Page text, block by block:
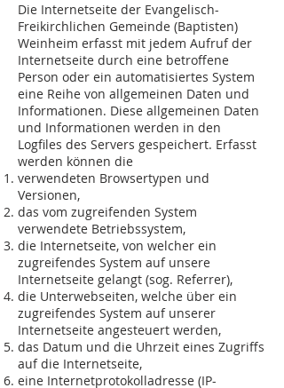
Die Internetseite der Evangelisch-
Freikirchlichen Gemeinde (Baptisten)
Weinheim erfasst mit jedem Aufruf der
Internetseite durch eine betroffene
Person oder ein automatisiertes System
eine Reihe von allgemeinen Daten und
Informationen. Diese allgemeinen Daten
und Informationen werden in den
Logfiles des Servers gespeichert. Erfasst
werden können die
verwendeten Browsertypen und
Versionen,
das vom zugreifenden System
verwendete Betriebssystem,
die Internetseite, von welcher ein
zugreifendes System auf unsere
Internetseite gelangt (sog. Referrer),
die Unterwebseiten, welche über ein
zugreifendes System auf unserer
Internetseite angesteuert werden,
das Datum und die Uhrzeit eines Zugriffs
auf die Internetseite,
eine Internetprotokolladresse (IP-